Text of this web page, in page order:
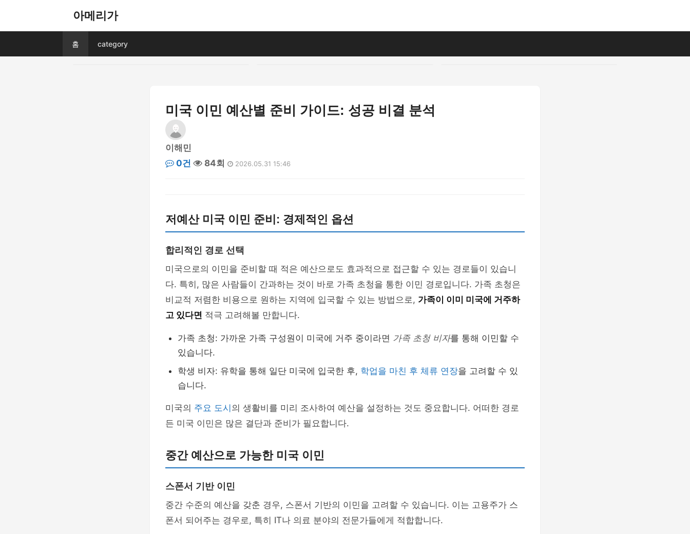
아메리가
홈 category
미국 이민 예산별 준비 가이드: 성공 비결 분석
이해민
0건
84회 2026.05.31 15:46
저예산 미국 이민 준비: 경제적인 옵션
합리적인 경로 선택
미국으로의 이민을 준비할 때 적은 예산으로도 효과적으로 접근할 수 있는 경로들이 있습니
다. 특히, 많은 사람들이 간과하는 것이 바로 가족 초청을 통한 이민 경로입니다. 가족 초청은
비교적 저렴한 비용으로 원하는 지역에 입국할 수 있는 방법으로, 가족이 이미 미국에 거주하
고 있다면 적극 고려해볼 만합니다.
가족 초청: 가까운 가족 구성원이 미국에 거주 중이라면 가족 초청 비자를 통해 이민할 수
있습니다.
학생 비자: 유학을 통해 일단 미국에 입국한 후, 학업을 마친 후 체류 연장을 고려할 수 있
습니다.
미국의 주요 도시 의 생활비를 미리 조사하여 예산을 설정하는 것도 중요합니다. 어떠한 경로
든 미국 이민은 많은 결단과 준비가 필요합니다.
중간 예산으로 가능한 미국 이민
스폰서 기반 이민
중간 수준의 예산을 갖춘 경우, 스폰서 기반의 이민을 고려할 수 있습니다. 이는 고용주가 스
폰서 되어주는 경우로, 특히 IT나 의료 분야의 전문가들에게 적합합니다.